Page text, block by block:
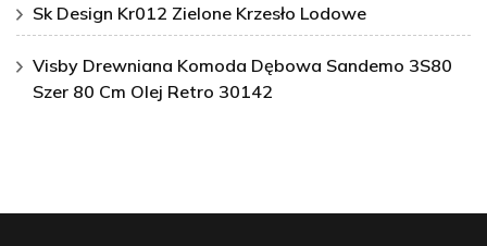
Sk Design Kr012 Zielone Krzesło Lodowe
Visby Drewniana Komoda Dębowa Sandemo 3S80
Szer 80 Cm Olej Retro 30142